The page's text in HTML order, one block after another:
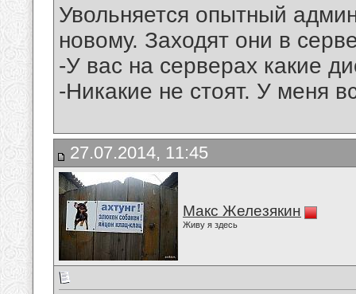
Увольняется опытный
новому. Заходят они в
-У вас на серверах какие
-Никакие не стоят. У меня
27.07.2014, 11:45
Макс Железякин
Живу я здесь